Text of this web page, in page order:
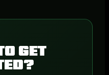
get